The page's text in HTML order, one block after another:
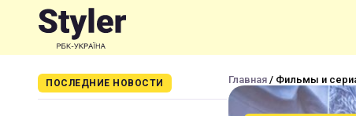
ПОСЛЕДНИЕ НОВОСТИ Главная / Фильмы и